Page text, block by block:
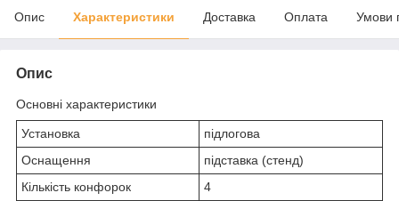
Опис Характеристики Доставка Оплата Умови
Опис
Основні характеристики
Установка
підлогова
Оснащення
підставка (стенд)
Кількість конфорок
4